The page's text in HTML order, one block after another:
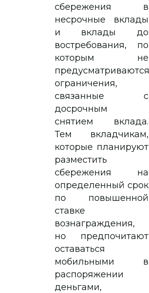
сбережения в
несрочные вклады
и вклады до
востребования, по
которым не
предусматриваются
ограничения,
связанные с
досрочным
снятием вклада.
Тем вкладчикам,
которые планируют
разместить
сбережения на
определенный срок
по повышенной
ставке
вознаграждения,
но предпочитают
оставаться
мобильными в
распоряжении
деньгами,